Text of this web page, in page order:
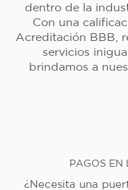
dentro de la
Con una
Acreditación BBB,
servicios
brindamos a
PAGOS EN
¿Necesita una